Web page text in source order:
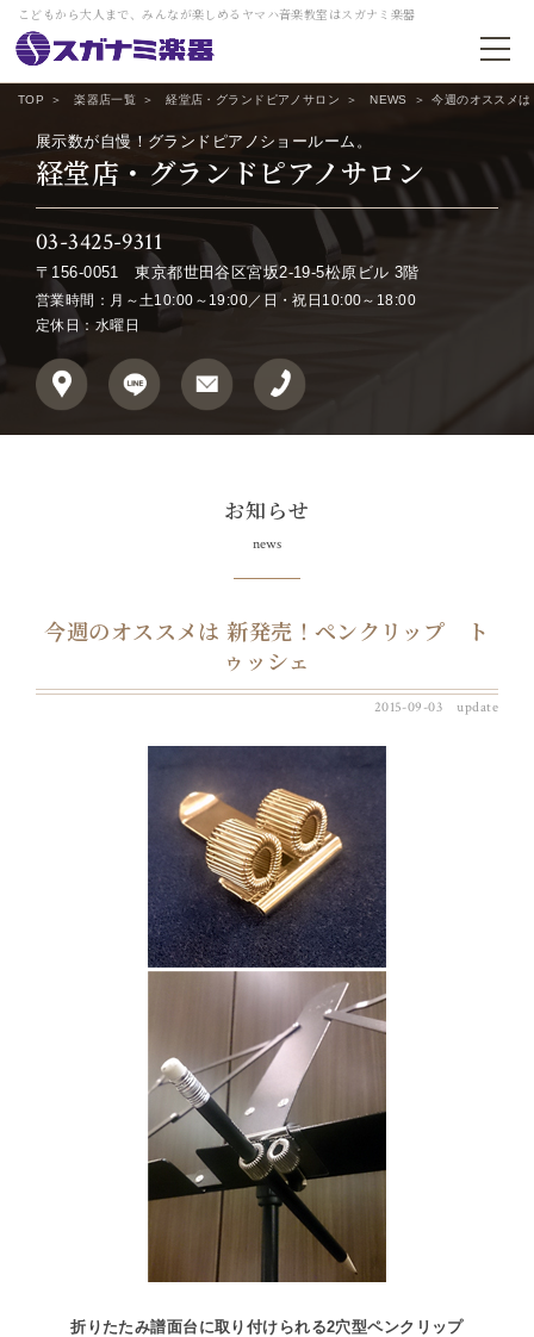
こどもから大人まで、みんなが楽しめるヤマハ音楽教室はスガナミ楽器
TOP 楽器店一覧 経堂店・グランドピアノサロン NEWS 今週のオススメ
展示数が自慢！グランドピアノショールーム。
経堂店・グランドピアノサロン
03-3425-9311
〒156-0051東京都世田谷区宮坂2-19-5松原ビル 3階
営業時間：月～土10:00～19:00／日・祝日10:00～18:00
定休日：水曜日
お知らせ
news
今週のオススメは 新発売！ペンクリップ ト
ゥッシェ
2015-09-03 update
折りたたみ譜面台に取り付けられる2穴型ペンクリップ